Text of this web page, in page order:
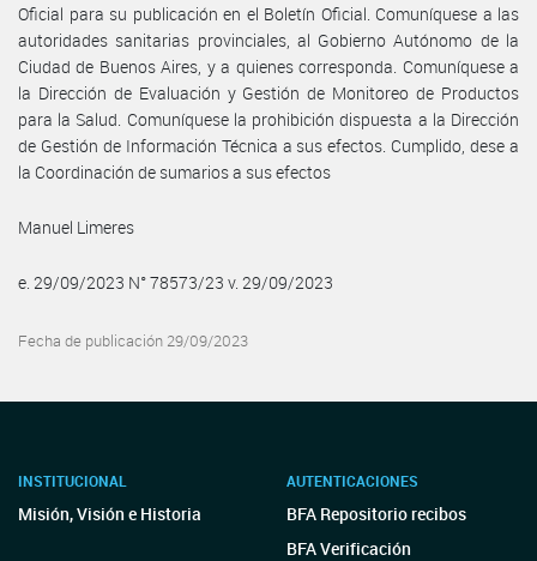
Oficial para su publicación en el Boletín Oficial. Comuníquese a las
autoridades sanitarias provinciales, al Gobierno Autónomo de la
Ciudad de Buenos Aires, y a quienes corresponda. Comuníquese a
la Dirección de Evaluación y Gestión de Monitoreo de Productos
para la Salud. Comuníquese la prohibición dispuesta a la Dirección
de Gestión de Información Técnica a sus efectos. Cumplido, dese a
la Coordinación de sumarios a sus efectos
Manuel Limeres
e. 29/09/2023 N° 78573/23 v. 29/09/2023
Fecha de publicación 29/09/2023
INSTITUCIONAL
Misión, Visión e Historia
AUTENTICACIONES
BFA Repositorio recibos
BFA Verificación